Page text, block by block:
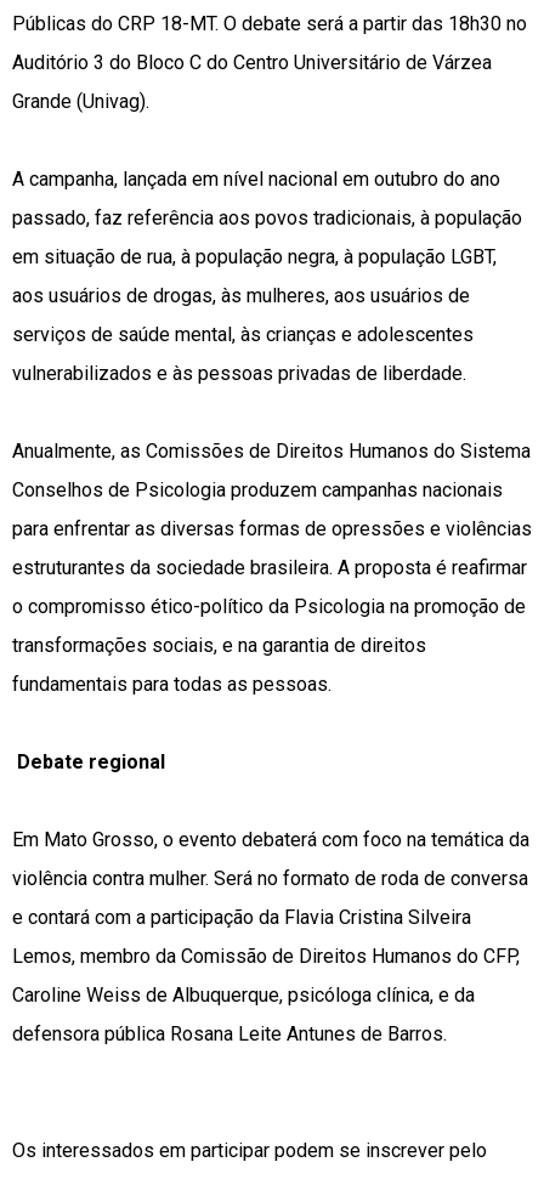
Públicas do CRP 18-MT. O debate será a partir das 18h30 no
Auditório 3 do Bloco C do Centro Universitário de Várzea
Grande (Univag).
A campanha, lançada em nível nacional em outubro do ano
passado, faz referência aos povos tradicionais, à população
em situação de rua, à população negra, à população LGBT,
aos usuários de drogas, às mulheres, aos usuários de
serviços de saúde mental, às crianças e adolescentes
vulnerabilizados e às pessoas privadas de liberdade.
Anualmente, as Comissões de Direitos Humanos do Sistema
Conselhos de Psicologia produzem campanhas nacionais
para enfrentar as diversas formas de opressões e violências
estruturantes da sociedade brasileira. A proposta é reafirmar
o compromisso ético-político da Psicologia na promoção de
transformações sociais, e na garantia de direitos
fundamentais para todas as pessoas.
Debate regional
Em Mato Grosso, o evento debaterá com foco na temática da
violência contra mulher. Será no formato de roda de conversa
e contará com a participação da Flavia Cristina Silveira
Lemos, membro da Comissão de Direitos Humanos do CFP,
Caroline Weiss de Albuquerque, psicóloga clínica, e da
defensora pública Rosana Leite Antunes de Barros.
Os interessados em participar podem se inscrever pelo